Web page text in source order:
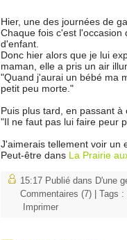
Hier, une des journées de
Chaque fois c'est
d'enfant.
Donc hier alors que je lui
maman, elle a pris un air
"Quand j'aurai un bébé ma
petit peu morte."
Puis plus tard, en passant
"Il ne faut pas lui faire peur
J'aimerais tellement voir un
Peut-être dans La Prairie
15:17 Publié dans D'une
Commentaires (7) | Tags :
Imprimer